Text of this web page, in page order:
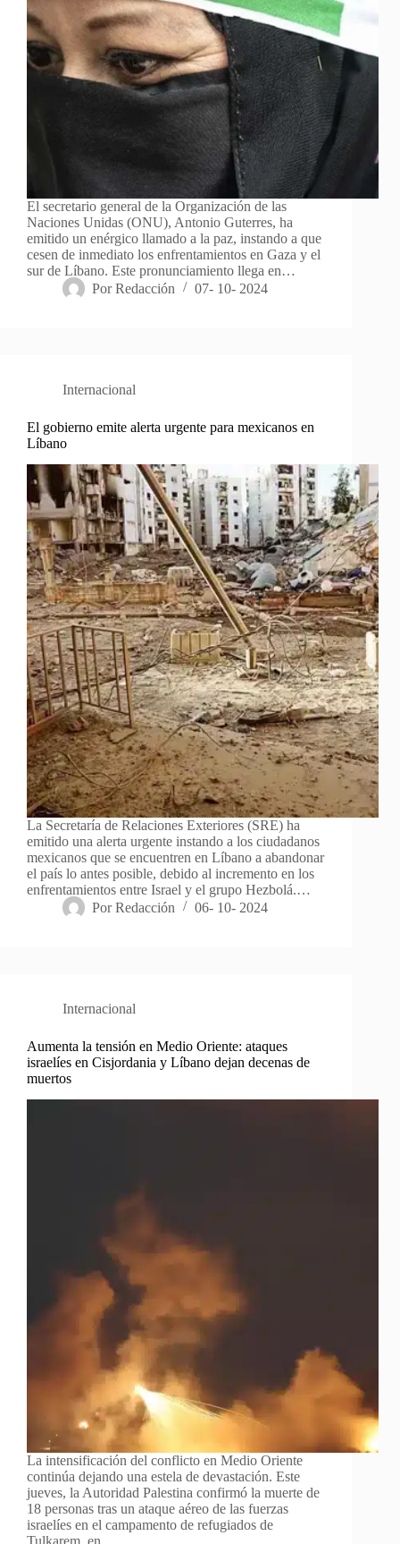
El secretario general de la Organización de las
Naciones Unidas (ONU), Antonio Guterres, ha
emitido un enérgico llamado a la paz, instando a que
cesen de inmediato los enfrentamientos en Gaza y el
sur de Líbano. Este pronunciamiento llega en…
Por Redacción 07- 10- 2024
Internacional
El gobierno emite alerta urgente para mexicanos en
Líbano
La Secretaría de Relaciones Exteriores (SRE) ha
emitido una alerta urgente instando a los ciudadanos
mexicanos que se encuentren en Líbano a abandonar
el país lo antes posible, debido al incremento en los
enfrentamientos entre Israel y el grupo Hezbolá.…
Por Redacción 06- 10- 2024
Internacional
Aumenta la tensión en Medio Oriente: ataques
israelíes en Cisjordania y Líbano dejan decenas de
muertos
La intensificación del conflicto en Medio Oriente
continúa dejando una estela de devastación. Este
jueves, la Autoridad Palestina confirmó la muerte de
18 personas tras un ataque aéreo de las fuerzas
israelíes en el campamento de refugiados de
Tulkarem, en…